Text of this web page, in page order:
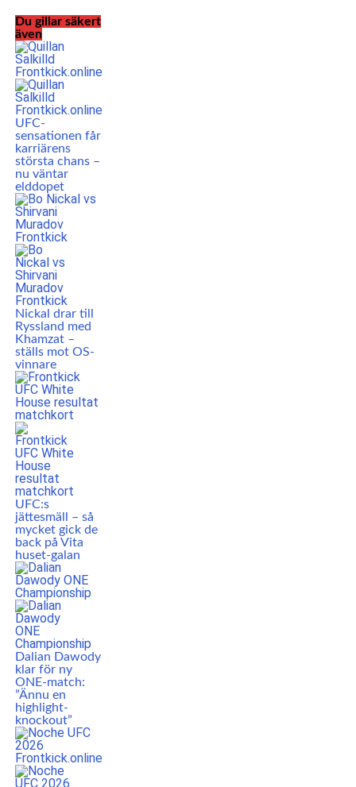
Du gillar säkert
även
UFC-
sensationen får
karriärens
största chans –
nu väntar
elddopet
Nickal drar till
Ryssland med
Khamzat –
ställs mot OS-
vinnare
UFC:s
jättesmäll – så
mycket gick de
back på Vita
huset-galan
Dalian Dawody
klar för ny
ONE-match:
”Ännu en
highlight-
knockout”